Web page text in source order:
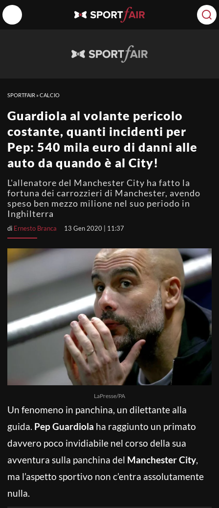
SPORTFAIR »CALCIO
Guardiola al volante pericolo
costante, quanti incidenti per
Pep: 540 mila euro di danni alle
auto da quando è al City!
L'allenatore del Manchester City ha fatto la
fortuna dei carrozzieri di Manchester, avendo
speso ben mezzo milione nel suo periodo in
Inghilterra
di Ernesto Branca 13 Gen 2020 | 11:37
LaPresse/PA
Un fenomeno in panchina, un dilettante alla
guida. Pep Guardiola ha raggiunto un primato
davvero poco invidiabile nel corso della sua
avventura sulla panchina del Manchester City,
ma l’aspetto sportivo non c’entra assolutamente
nulla.